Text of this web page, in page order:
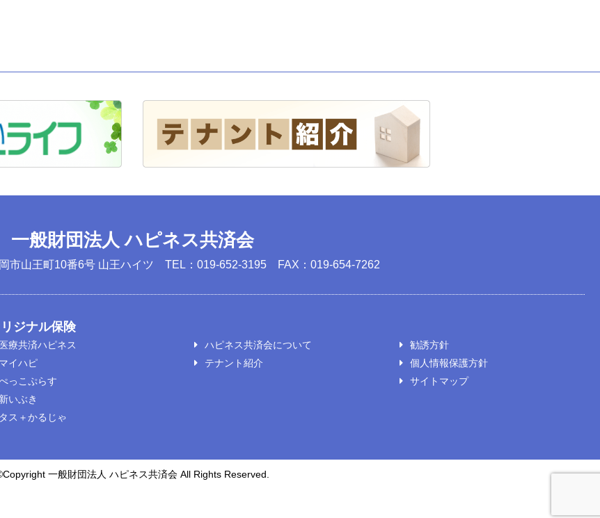
一般財団法人 ハピネス共済会
市山王町10番6号 山王ハイツ TEL：019-652-3195 FAX：019-654-7262
ジナル保険
医療共済ハピネス
マイハピ
っこぷらす
新いぶき
タス＋かるじゃ
ハピネス共済会について
テナント紹介
勧誘方針
個人情報保護方針
サイトマップ
一般財団法人 ハピネス共済会 All Rights Reserved.